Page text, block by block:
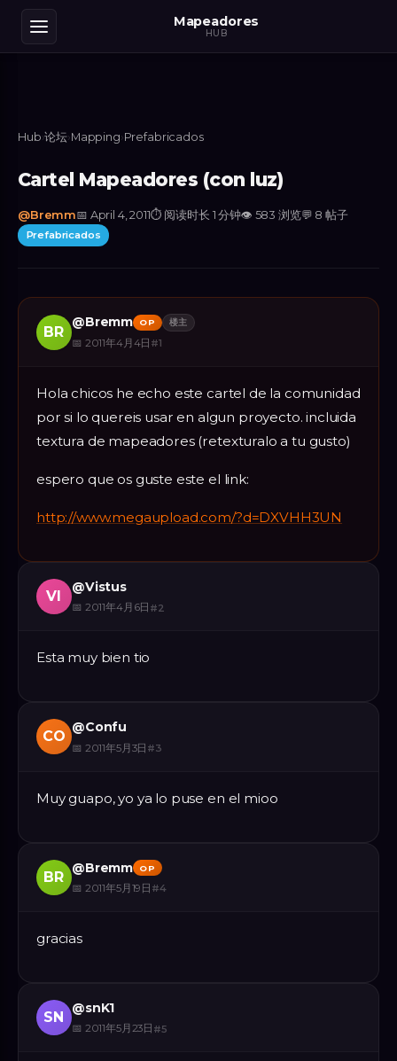
Mapeadores
HUB
Hub›论坛›Mapping›Prefabricados
Cartel Mapeadores (con luz)
@Bremm📅 April 4, 2011⏱ 阅读时长 1 分钟👁 583 浏览💬 8 帖子
Prefabricados
BR
@Bremm OP 楼主
📅 2011年4月4日 #1
Hola chicos he echo este cartel de la comunidad
por si lo quereis usar en algun proyecto. incluida
textura de mapeadores (retexturalo a tu gusto)
espero que os guste este el link:
http://www.megaupload.com/?d=DXVHH3UN
VI
@Vistus
📅 2011年4月6日 #2
Esta muy bien tio
CO
@Confu
📅 2011年5月3日 #3
Muy guapo, yo ya lo puse en el mioo
BR
@Bremm OP
📅 2011年5月19日 #4
gracias
SN
@snK1
📅 2011年5月23日 #5